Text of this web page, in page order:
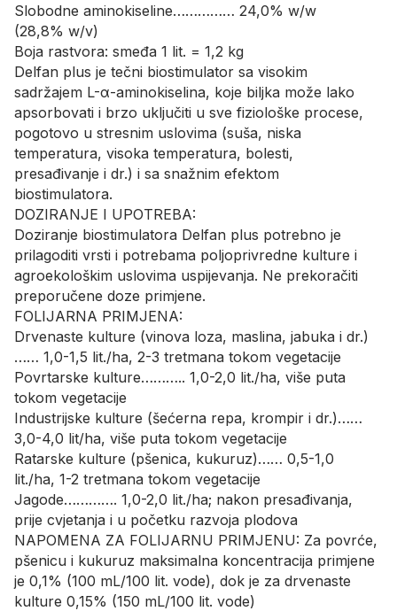
Slobodne aminokiseline…………… 24,0% w/w
(28,8% w/v)
Boja rastvora: smeđa 1 lit. = 1,2 kg
Delfan plus je tečni biostimulator sa visokim
sadržajem L-α-aminokiselina, koje biljka može lako
apsorbovati i brzo uključiti u sve fiziološke procese,
pogotovo u stresnim uslovima (suša, niska
temperatura, visoka temperatura, bolesti,
presađivanje i dr.) i sa snažnim efektom
biostimulatora.
DOZIRANJE I UPOTREBA:
Doziranje biostimulatora Delfan plus potrebno je
prilagoditi vrsti i potrebama poljoprivredne kulture i
agroekološkim uslovima uspijevanja. Ne prekoračiti
preporučene doze primjene.
FOLIJARNA PRIMJENA:
Drvenaste kulture (vinova loza, maslina, jabuka i dr.)
…… 1,0-1,5 lit./ha, 2-3 tretmana tokom vegetacije
Povrtarske kulture……….. 1,0-2,0 lit./ha, više puta
tokom vegetacije
Industrijske kulture (šećerna repa, krompir i dr.)……
3,0-4,0 lit/ha, više puta tokom vegetacije
Ratarske kulture (pšenica, kukuruz)…… 0,5-1,0
lit./ha, 1-2 tretmana tokom vegetacije
Jagode…………. 1,0-2,0 lit./ha; nakon presađivanja,
prije cvjetanja i u početku razvoja plodova
NAPOMENA ZA FOLIJARNU PRIMJENU: Za povrće,
pšenicu i kukuruz maksimalna koncentracija primjene
je 0,1% (100 mL/100 lit. vode), dok je za drvenaste
kulture 0,15% (150 mL/100 lit. vode)